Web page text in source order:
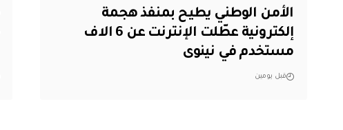
الأمن الوطني يطيح بمنفذ هجمة
إلكترونية عطّلت الإنترنت عن 6 الاف
مستخدم في نينوى
قبل يومين